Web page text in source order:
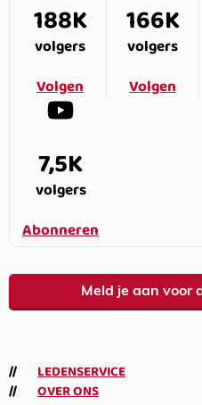
188K
volgers
Volgen
166K
volgers
Volgen
7,5K
volgers
Abonneren
Meld je aan voor
LEDENSERVICE
OVER ONS